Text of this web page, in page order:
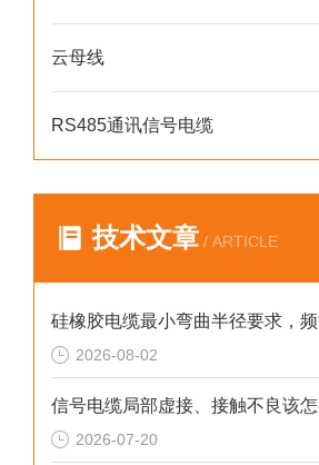
云母线
RS485通讯信号电缆
技术文章 / ARTICLE
2026-08-02
2026-07-20